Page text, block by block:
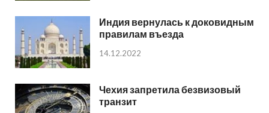
Индия вернулась к доковидным
правилам въезда
14.12.2022
Чехия запретила безвизовый
транзит